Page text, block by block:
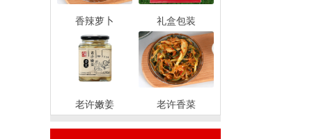
香辣萝卜 礼盒包装
老许嫩姜 老许香菜